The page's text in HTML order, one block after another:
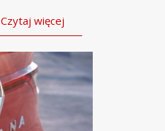
Czytaj więcej